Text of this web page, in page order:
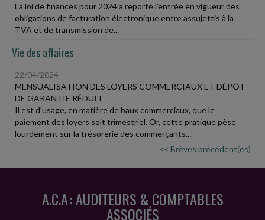
La loi de finances pour 2024 a reporté l'entrée en vigueur des
obligations de facturation électronique entre assujettis à la
TVA et de transmission de...
Vie des affaires
22/04/2024
MENSUALISATION DES LOYERS COMMERCIAUX ET DÉPÔT
DE GARANTIE RÉDUIT
Il est d'usage, en matière de baux commerciaux, que le
paiement des loyers soit trimestriel. Or, cette pratique pèse
lourdement sur la trésorerie des commerçants....
<< Brèves précédent(es)
A.C.A : AUDITEURS & COMPTABLES
ASSOCIÉS